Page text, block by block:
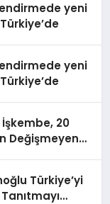
yeni
yeni
20
Değişmeyen
Türkiye’yi